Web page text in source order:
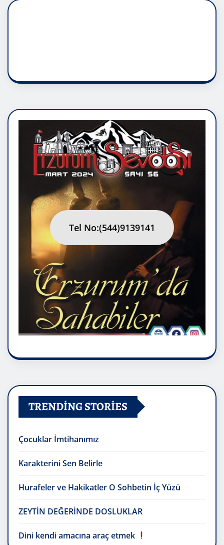
Tel No:(544)9139141
TRENDING STORIES
Çocuklar İmtihanımız
Karakterini Sen Belirle
Hurafeler ve Hakikatler O Sohbetin İç Yüzü
ZEYTİN DEĞERİNDE DOSLUKLAR
Dini kendi amacına araç etmek